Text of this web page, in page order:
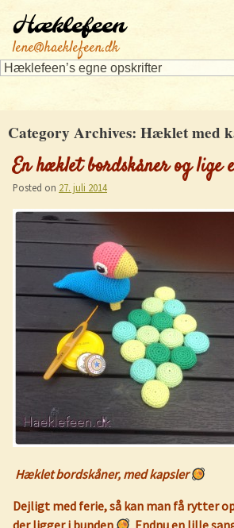
Hæklefeen
lene@haeklefeen.dk
Category Archives: Hæklet med
En hæklet bordskåner og lige
Posted on 27. juli 2014
Hæklet bordskåner, med kapsler
Dejligt med ferie, så kan man få rytter